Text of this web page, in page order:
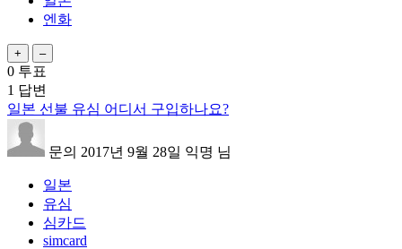
엔화
0 투표
1 답변
일본 선불 유심 어디서 구입하나요?
문의 2017년 9월 28일 익명 님
일본
유심
심카드
simcard